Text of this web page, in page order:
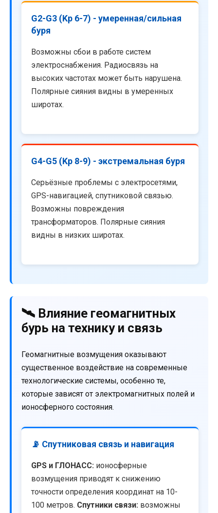
G2-G3 (Kp 6-7) - умеренная/сильная
буря
Возможны сбои в работе систем
электроснабжения. Радиосвязь на
высоких частотах может быть нарушена.
Полярные сияния видны в умеренных
широтах.
G4-G5 (Kp 8-9) - экстремальная буря
Серьёзные проблемы с электросетями,
GPS-навигацией, спутниковой связью.
Возможны повреждения
трансформаторов. Полярные сияния
видны в низких широтах.
🛰️ Влияние геомагнитных
бурь на технику и связь
Геомагнитные возмущения оказывают
существенное воздействие на современные
технологические системы, особенно те,
которые зависят от электромагнитных полей и
ионосферного состояния.
📡 Спутниковая связь и навигация
GPS и ГЛОНАСС: ионосферные
возмущения приводят к снижению
точности определения координат на 10-
100 метров. Спутники связи: возможны